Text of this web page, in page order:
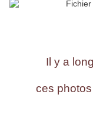
Il y a
ces